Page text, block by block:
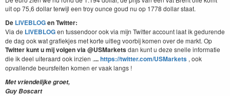
uit op 75,6 dollar terwijl een troy ounce goud nu op 1778 dollar staat.
De LIVEBLOGen Twitter:
Via de LIVEBLOGen tussendoor ook via mijn Twitter account laat ik gedurende
de dag ook wat grafiekjes met korte uitleg voorbij komen over de markt. Op
Twitter kunt u mij volgen via @USMarketsdan kunt u deze snelle informatie
die ik deel uiteraard ook inzien ....https://twitter.com/USMarkets , ook
opvallende beursfeiten komen er vaak langs !
Met vriendelijke groet,
Guy Boscart